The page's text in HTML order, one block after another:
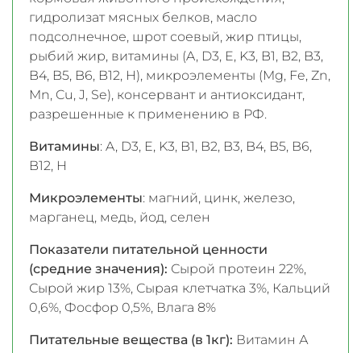
гидролизат мясных белков, масло
подсолнечное, шрот соевый, жир птицы,
рыбий жир, витамины (A, D3, E, K3, B1, B2, B3,
B4, B5, B6, B12, H), микроэлементы (Mg, Fe, Zn,
Mn, Cu, J, Se), консервант и антиоксидант,
разрешенные к применению в РФ.
Витамины: A, D3, E, K3, B1, B2, B3, B4, B5, B6,
B12, H
Микроэлементы: магний, цинк, железо,
марганец, медь, йод, селен
Показатели питательной ценности
(средние значения): Сырой протеин 22%,
Сырой жир 13%, Сырая клетчатка 3%, Кальций
0,6%, Фосфор 0,5%, Влага 8%
Питательные вещества (в 1кг): Витамин А